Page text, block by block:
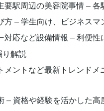
要駅周辺の美容院事情 –
– 学生向け、ビジネス
応など設備情報 – 利便
解説
ントなど最新トレンドメ
– 資格や経験を活かした高